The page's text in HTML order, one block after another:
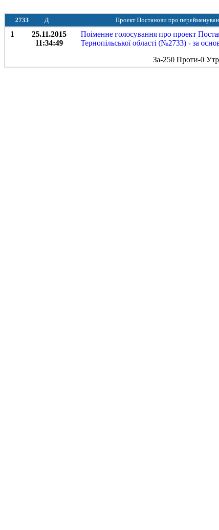
2733 Д Проект Постанови про
1
25.11.2015
11:34:49
Поіменне голосування про проект
Тернопільської області (№2733) - за
За-250 Проти-0